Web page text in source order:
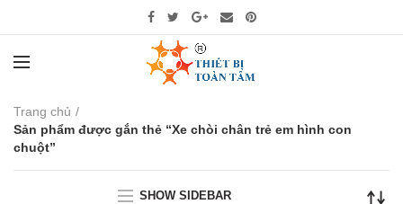
Trang chủ
Sản phẩm được gắn thẻ “Xe chòi chân trẻ em hình con
chuột”
SHOW SIDEBAR